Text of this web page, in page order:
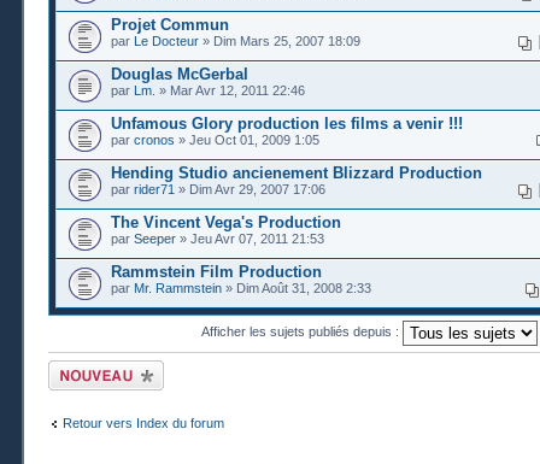
Projet Commun
par Le Docteur » Dim Mars 25, 2007 18:09
Douglas McGerbal
par Lm. » Mar Avr 12, 2011 22:46
Unfamous Glory production les films a venir !!!
par cronos » Jeu Oct 01, 2009 1:05
Hending Studio ancienement Blizzard Production
par rider71 » Dim Avr 29, 2007 17:06
The Vincent Vega's Production
par Seeper » Jeu Avr 07, 2011 21:53
Rammstein Film Production
par Mr. Rammstein » Dim Août 31, 2008 2:33
Afficher les sujets publiés depuis :
Publier un nouveau
sujet
Retour vers Index du forum